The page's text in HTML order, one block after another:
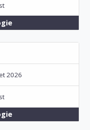
2026